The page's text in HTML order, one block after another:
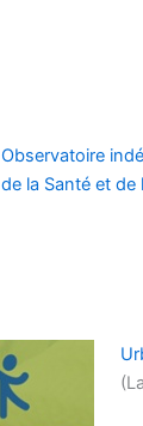
Observatoire
de la Santé et de